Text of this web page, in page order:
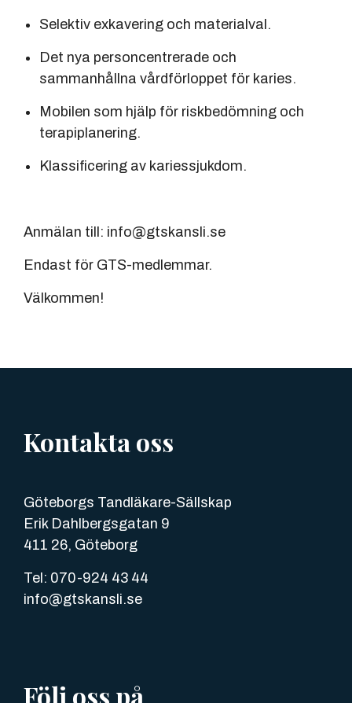
Selektiv exkavering och materialval.
Det nya personcentrerade och
sammanhållna vårdförloppet för karies.
Mobilen som hjälp för riskbedömning och
terapiplanering.
Klassificering av kariessjukdom.
Anmälan till: info@gtskansli.se
Endast för GTS-medlemmar.
Välkommen!
Kontakta oss
Göteborgs Tandläkare-Sällskap
Erik Dahlbergsgatan 9
411 26, Göteborg
Tel: 070-924 43 44
info@gtskansli.se
Följ oss på